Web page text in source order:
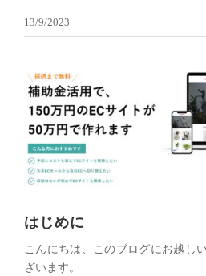
13/9/2023
はじめに
こんにちは、このブログにお越し
ざいます。